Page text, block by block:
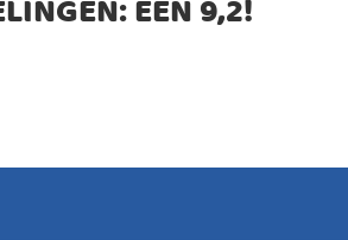
EEN9,2!